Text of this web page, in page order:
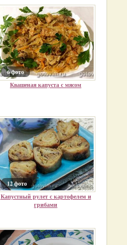
6 фото
Квашеная капуста с мясом
12 фото
Капустный рулет с картофелем и
грибами